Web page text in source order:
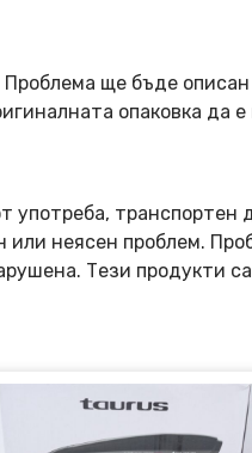
ще бъде
опаковка да
транспортен
или неясен проблем.
Тези продукти